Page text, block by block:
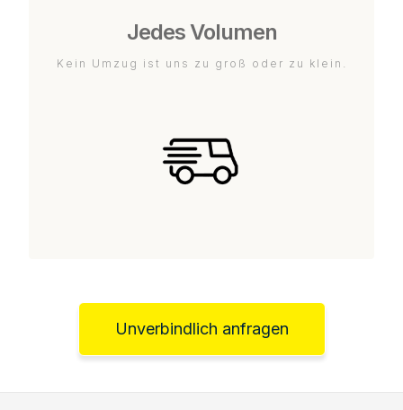
Jedes Volumen
Kein Umzug ist uns zu groß oder zu klein.
Unverbindlich anfragen